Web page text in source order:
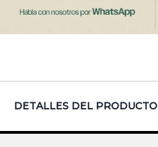
DETALLES DEL PRODUCTO